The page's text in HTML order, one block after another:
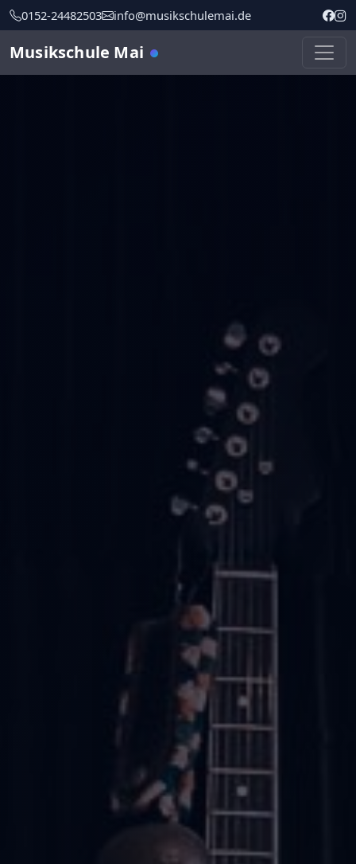
0152-24482503 info@musikschulemai.de
Musikschule Mai